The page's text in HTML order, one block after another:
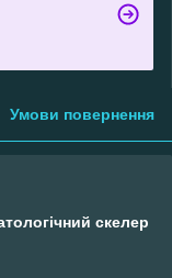
Умови повернення
скелер